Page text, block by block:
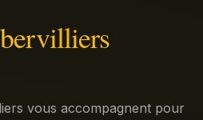
vous accompagnent pour